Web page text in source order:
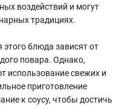
воздействий и могут
традициях.
блюда зависят от
повара. Однако,
использование свежих и
приготовление
к соусу, чтобы достичь